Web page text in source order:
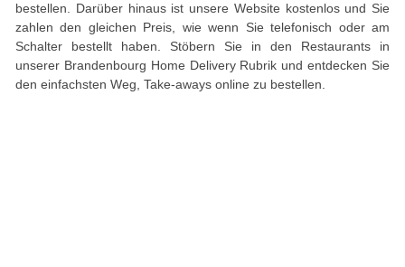
bestellen. Darüber hinaus ist unsere Website kostenlos und Sie
zahlen den gleichen Preis, wie wenn Sie telefonisch oder am
Schalter bestellt haben. Stöbern Sie in den Restaurants in
unserer Brandenbourg Home Delivery Rubrik und entdecken Sie
den einfachsten Weg, Take-aways online zu bestellen.